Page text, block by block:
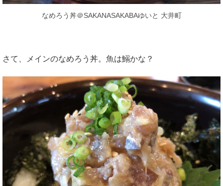
なめろう丼＠SAKANASAKABAゆいと 大井町
さて、メインのなめろう丼。魚は鰯かな？